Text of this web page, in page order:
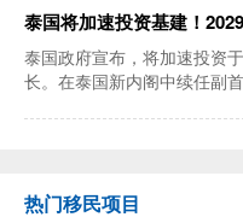
泰国将加速投资基建！
泰国政府宣布，将加速投资
长。在泰国新内阁中续任副
热门移民项目